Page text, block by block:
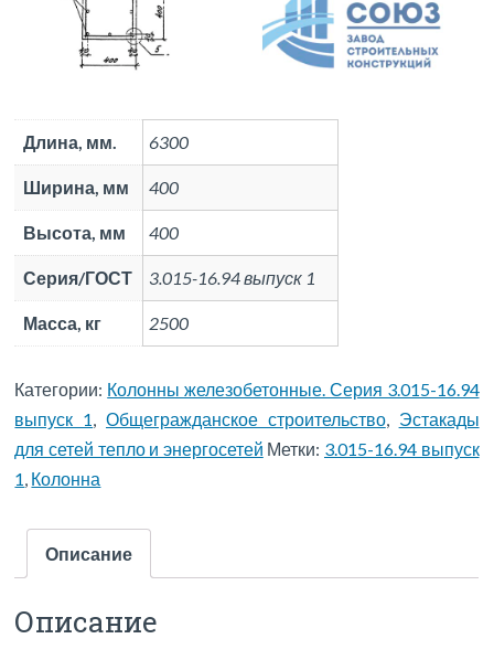
Длина, мм. 6300
Ширина, мм 400
Высота, мм 400
Серия/ГОСТ 3.015-16.94 выпуск 1
Масса, кг 2500
Категории: Колонны железобетонные. Серия 3.015-16.94
выпуск 1, Общегражданское строительство, Эстакады
для сетей тепло и энергосетей Метки: 3.015-16.94 выпуск
1, Колонна
Описание
Описание